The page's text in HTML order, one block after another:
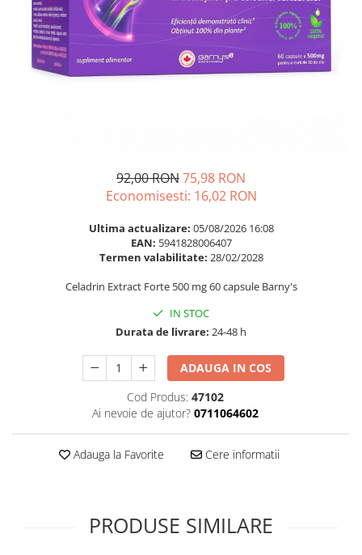
Omega 3
Par si unghii
Probiotice si prebiotice
Slabire si control greutate
Somn stres si anxietate
Supliment Calciu
Supliment Complexe
Supliment Vitamina B
Supliment Vitamina C
Supliment Vitamina D3
Supliment Vitamina E
Tincturi si Gemoderivate
Ingrijire par
Balsam masca si tratament
Produse cu SPF Pentru Fata
Repelenti insecte
92,00 RON75,98 RON
Economisesti: 16,02 RON
Ultima actualizare: 05/08/2026 16:08
EAN: 5941828006407
Termen valabilitate: 28/02/2028
Celadrin Extract Forte 500 mg 60 capsule Barny's
IN STOC
Durata de livrare: 24-48 h
ADAUGA IN COS
Cod Produs: 47102
Ai nevoie de ajutor? 0711064602
Adauga la Favorite Cere informatii
PRODUSE SIMILARE